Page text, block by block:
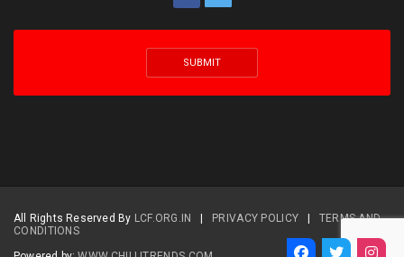
All Rights Reserved By LCF.ORG.IN PRIVACY POLICY
TERMS AND
CONDITIONS